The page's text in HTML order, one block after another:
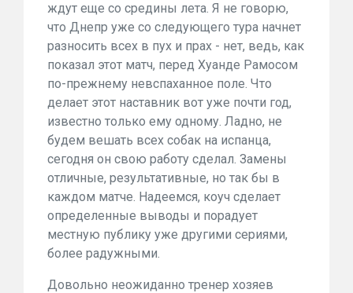
ждут еще со средины лета. Я не говорю,
что Днепр уже со следующего тура начнет
разносить всех в пух и прах - нет, ведь, как
показал этот матч, перед Хуанде Рамосом
по-прежнему невспаханное поле. Что
делает этот наставник вот уже почти год,
известно только ему одному. Ладно, не
будем вешать всех собак на испанца,
сегодня он свою работу сделал. Замены
отличные, результативные, но так бы в
каждом матче. Надеемся, коуч сделает
определенные выводы и порадует
местную публику уже другими сериями,
более радужными.
Довольно неожиданно тренер хозяев